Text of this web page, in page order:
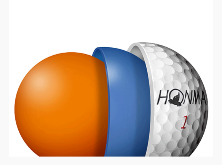
Đây là loại bóng golf, có kết cấu đầy đủ, vì vậy nó
mang đến những tính chất đặc biệt, cụ thể:
Phần lõi: Đa phần được làm từ chất liệu cao su hoặc
chất lỏng.